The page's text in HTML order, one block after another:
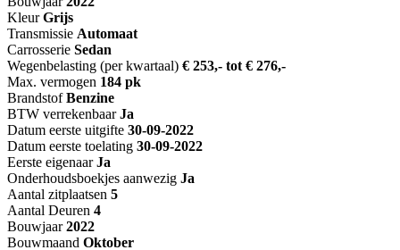
Kleur Grijs
Transmissie Automaat
Carrosserie Sedan
Wegenbelasting (per kwartaal) € 253,- tot € 276,-
Max. vermogen 184 pk
Brandstof Benzine
BTW verrekenbaar Ja
Datum eerste uitgifte 30-09-2022
Datum eerste toelating 30-09-2022
Eerste eigenaar Ja
Onderhoudsboekjes aanwezig Ja
Aantal zitplaatsen 5
Aantal Deuren 4
Bouwjaar 2022
Bouwmaand Oktober